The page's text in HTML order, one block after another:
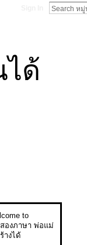
ด้
to
องภาษา พ่อแม่
างได้